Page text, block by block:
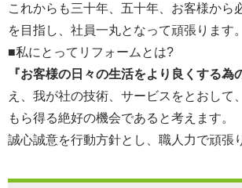
これからも三十年、五十年、お客様から
を目指し、社員一丸となって頑張ります。
■私にとってリフォームとは?
『お客様の日々の生活をより良くする為
え、我が社の技術、サービスをとおして
もら得る絶好の機会であると考えます。
誠心誠意を行動方針とし、職人力で頑張